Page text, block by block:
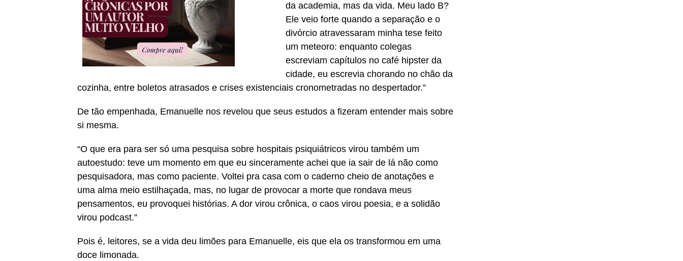
da academia, mas da vida. Meu lado B?
Ele veio forte quando a separação e o
divórcio atravessaram minha tese feito
um meteoro: enquanto colegas
escreviam capítulos no café hipster da
cidade, eu escrevia chorando no chão da
cozinha, entre boletos atrasados e crises existenciais cronometradas no despertador.”
De tão empenhada, Emanuelle nos revelou que seus estudos a fizeram entender mais sobre
si mesma.
“O que era para ser só uma pesquisa sobre hospitais psiquiátricos virou também um
autoestudo: teve um momento em que eu sinceramente achei que ia sair de lá não como
pesquisadora, mas como paciente. Voltei pra casa com o caderno cheio de anotações e
uma alma meio estilhaçada, mas, no lugar de provocar a morte que rondava meus
pensamentos, eu provoquei histórias. A dor virou crônica, o caos virou poesia, e a solidão
virou podcast.”
Pois é, leitores, se a vida deu limões para Emanuelle, eis que ela os transformou em uma
doce limonada.